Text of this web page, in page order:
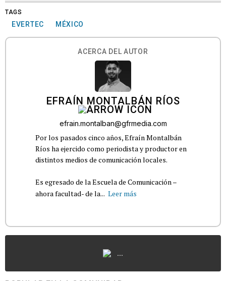
TAGS
EVERTEC MÉXICO
ACERCA DEL AUTOR
EFRAÍN MONTALBÁN RÍOS
efrain.montalban@gfrmedia.com
Por los pasados cinco años, Efraín Montalbán
Ríos ha ejercido como periodista y productor en
distintos medios de comunicación locales.
Es egresado de la Escuela de Comunicación –
ahora facultad- de la... Leer más
...